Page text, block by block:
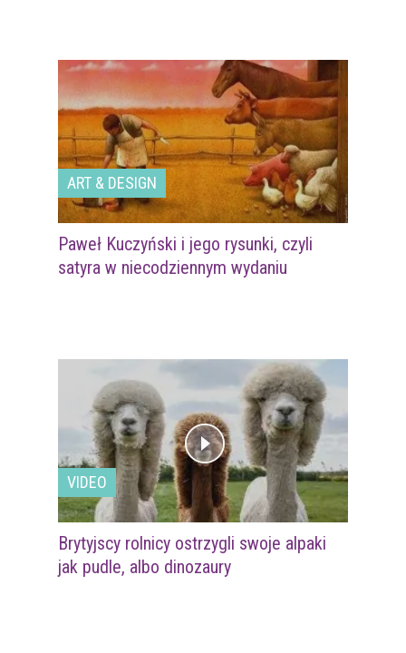
ART & DESIGN
Paweł Kuczyński i jego rysunki, czyli
satyra w niecodziennym wydaniu
VIDEO
Brytyjscy rolnicy ostrzygli swoje alpaki
jak pudle, albo dinozaury